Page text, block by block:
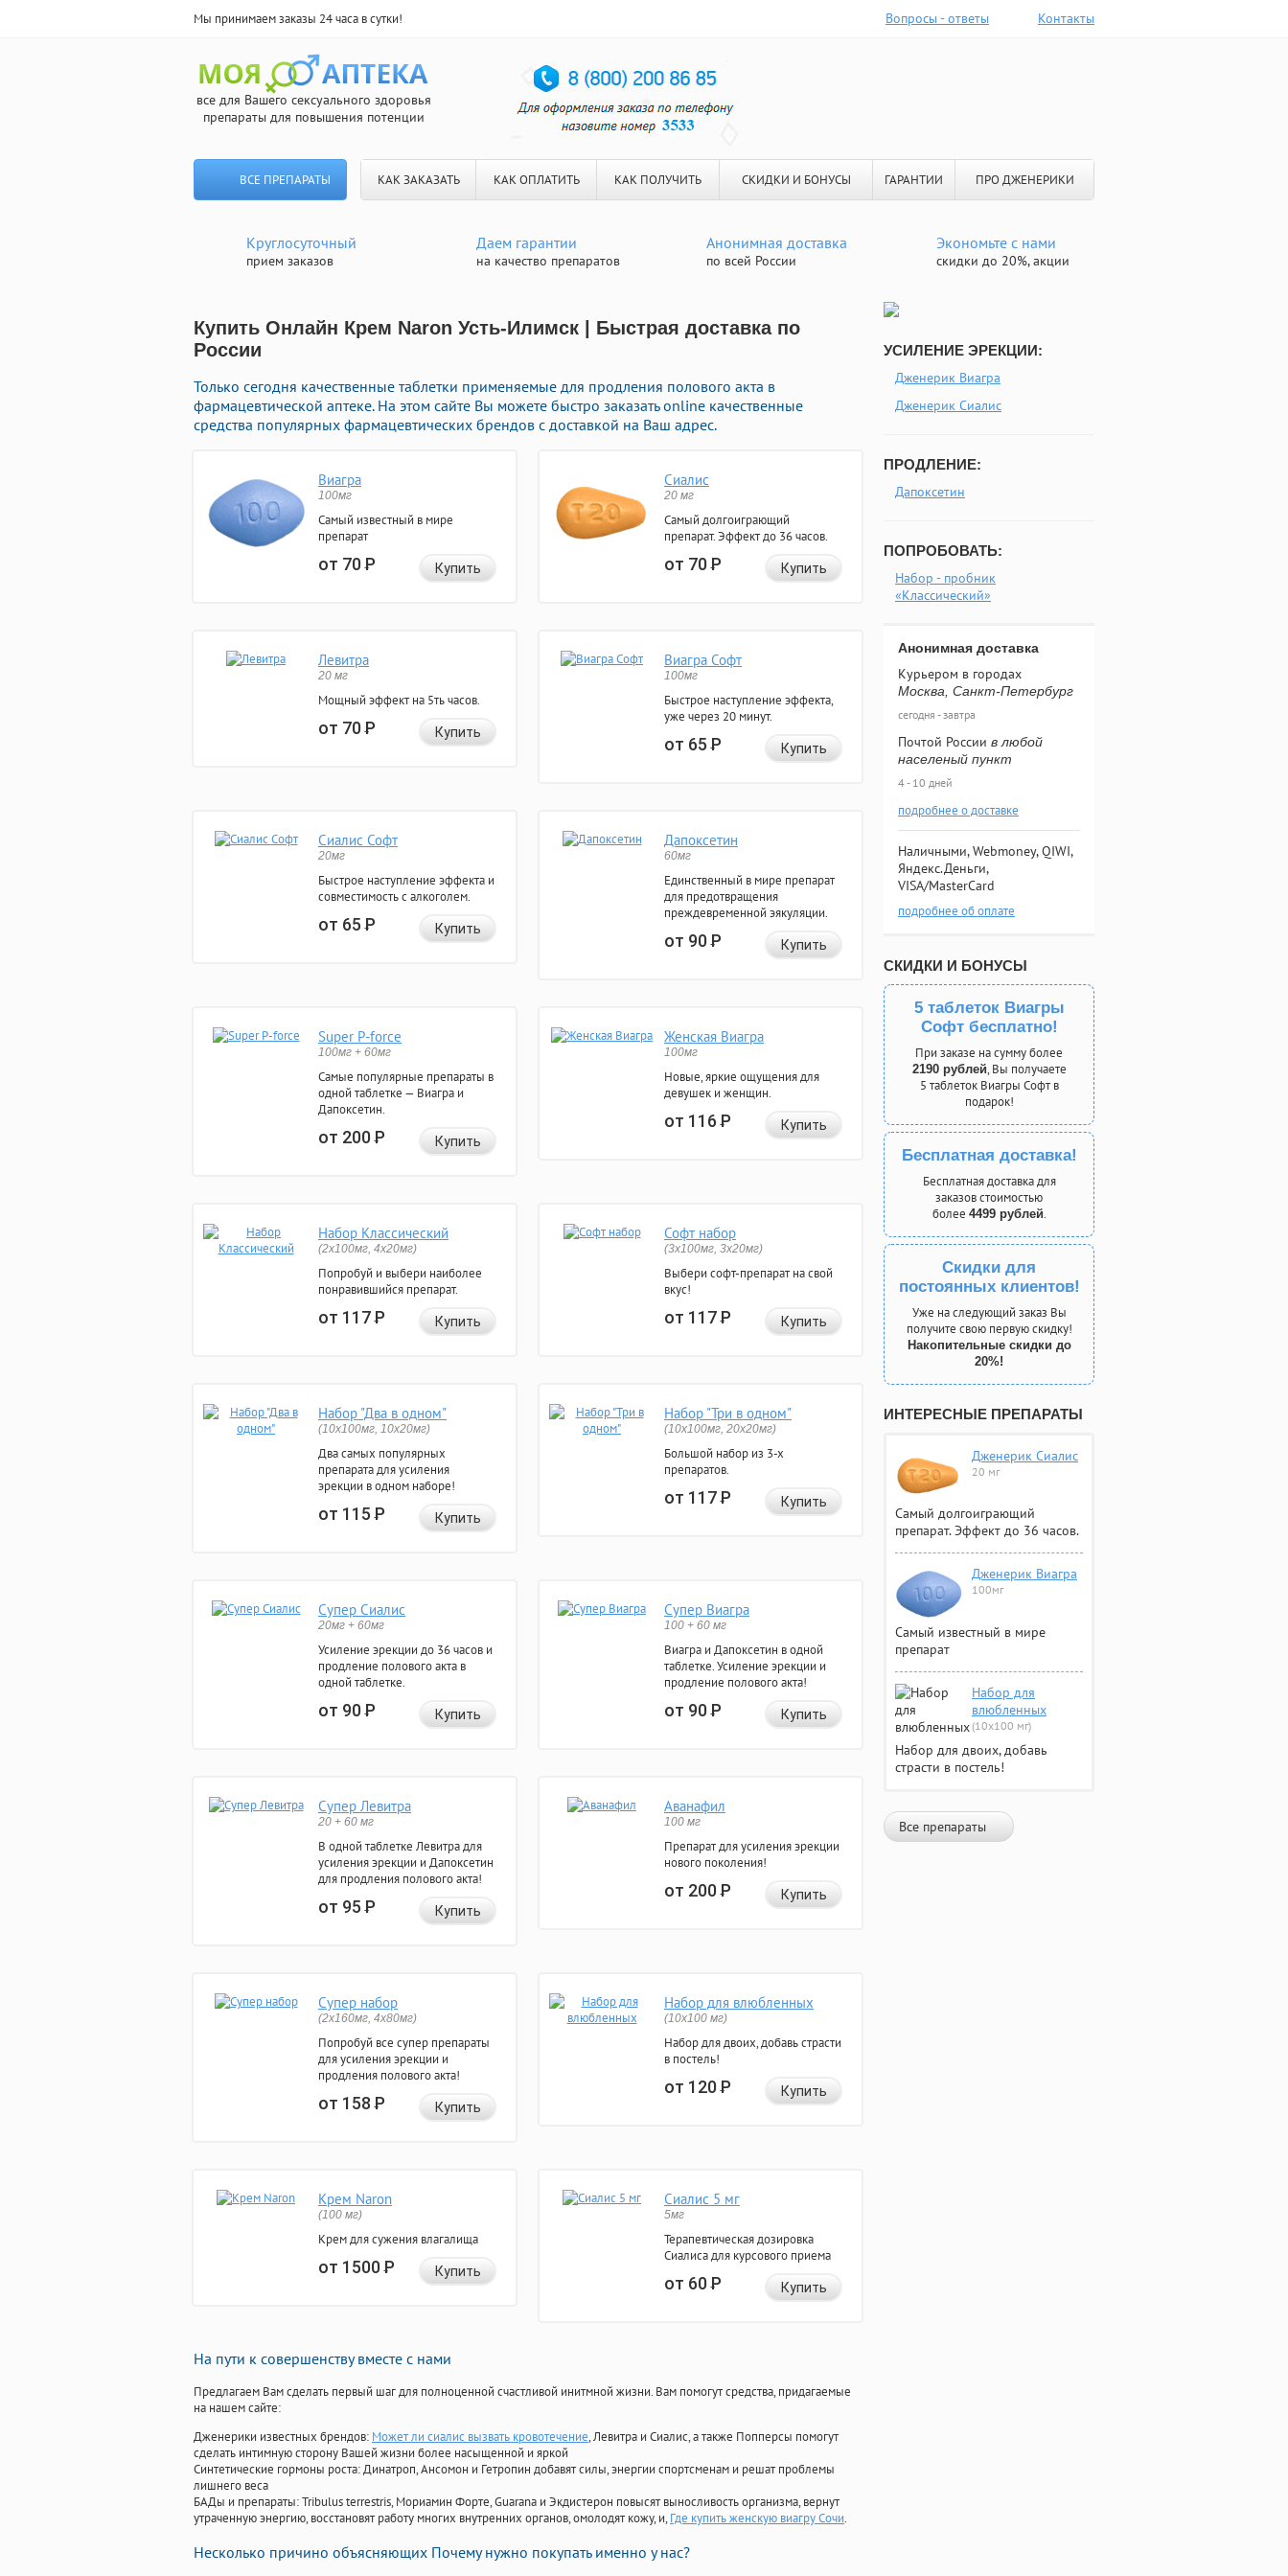
Мы принимаем заказы 24 часа в сутки! Вопросы - ответы Контакты
все для Вашего сексуального здоровья
препараты для повышения потенции
ВСЕ ПРЕПАРАТЫ КАК ЗАКАЗАТЬ КАК ОПЛАТИТЬ КАК ПОЛУЧИТЬ СКИДКИ И БОНУСЫ ГАРАНТИИ ПРО ДЖЕНЕРИКИ
Круглосуточный
прием заказов
Даем гарантии
на качество препаратов
Анонимная доставка
по всей России
Экономьте с нами
скидки до 20%, акции
Купить Онлайн Крем Naron Усть-Илимск | Быстрая доставка по
России
Только сегодня качественные таблетки применяемые для продления полового акта в
фармацевтической аптеке. На этом сайте Вы можете быстро заказать online качественные
средства популярных фармацевтических брендов с доставкой на Ваш адрес.
Виагра
100мг
Самый известный в мире
препарат
от 70Р Купить
Сиалис
20 мг
Самый долгоиграющий
препарат. Эффект до 36 часов.
от 70Р Купить
Левитра
20 мг
Мощный эффект на 5ть часов.
от 70Р Купить
Виагра Софт
100мг
Быстрое наступление эффекта,
уже через 20 минут.
от 65Р Купить
Сиалис Софт
20мг
Быстрое наступление эффекта и
совместимость с алкоголем.
от 65Р Купить
Дапоксетин
60мг
Единственный в мире препарат
для предотвращения
преждевременной эякуляции.
от 90Р Купить
Super P-force
100мг + 60мг
Самые популярные препараты в
одной таблетке — Виагра и
Дапоксетин.
от 200Р Купить
Женская Виагра
100мг
Новые, яркие ощущения для
девушек и женщин.
от 116Р Купить
Набор Классический
(2x100мг, 4x20мг)
Попробуй и выбери наиболее
понравившийся препарат.
от 117Р Купить
Софт набор
(3x100мг, 3x20мг)
Выбери софт-препарат на свой
вкус!
от 117Р Купить
Набор "Два в одном"
(10x100мг, 10x20мг)
Два самых популярных
препарата для усиления
эрекции в одном наборе!
от 115Р Купить
Набор "Три в одном"
(10x100мг, 20x20мг)
Большой набор из 3-х
препаратов.
от 117Р Купить
Супер Сиалис
20мг + 60мг
Усиление эрекции до 36 часов и
продление полового акта в
одной таблетке.
от 90Р Купить
Супер Виагра
100 + 60 мг
Виагра и Дапоксетин в одной
таблетке. Усиление эрекции и
продление полового акта!
от 90Р Купить
Супер Левитра
20 + 60 мг
В одной таблетке Левитра для
усиления эрекции и Дапоксетин
для продления полового акта!
от 95Р Купить
Аванафил
100 мг
Препарат для усиления эрекции
нового поколения!
от 200Р Купить
Супер набор
(2х160мг, 4х80мг)
Попробуй все супер препараты
для усиления эрекции и
продления полового акта!
от 158Р Купить
Набор для влюбленных
(10х100 мг)
Набор для двоих, добавь страсти
в постель!
от 120Р Купить
Крем Naron
(100 мг)
Крем для сужения влагалища
от 1500Р Купить
Сиалис 5 мг
5мг
Терапевтическая дозировка
Сиалиса для курсового приема
от 60Р Купить
На пути к совершенству вместе с нами
Предлагаем Вам сделать первый шаг для полноценной счастливой инитмной жизни. Вам помогут средства, придагаемые
на нашем сайте:
Дженерики известных брендов: Может ли сиалис вызвать кровотечение, Левитра и Сиалис, а также Попперсы помогут
сделать интимную сторону Вашей жизни более насыщенной и яркой
Синтетические гормоны роста: Динатроп, Ансомон и Гетропин добавят силы, энергии спортсменам и решат проблемы
лишнего веса
БАДы и препараты:Tribulus terrestris, Мориамин Форте, Guarana и Экдистерон повысят выносливость организма, вернут
утраченную энергию, восстановят работу многих внутренних органов, омолодят кожу, и, Где купить женскую виагру Сочи.
Несколько причино объясняющих Почему нужно покупать именно у нас?
УСИЛЕНИЕ ЭРЕКЦИИ:
Дженерик Виагра
Дженерик Сиалис
ПРОДЛЕНИЕ:
Дапоксетин
ПОПРОБОВАТЬ:
Набор - пробник
«Классический»
Анонимная доставка
Курьером в городах
Москва, Санкт-Петербург
сегодня - завтра
Почтой России в любой
населеный пункт
4 - 10 дней
подробнее о доставке
Наличными, Webmoney, QIWI,
Яндекс.Деньги,
VISA/MasterCard
подробнее об оплате
СКИДКИ И БОНУСЫ
5 таблеток Виагры
Софт бесплатно!
При заказе на сумму более
2190 рублей, Вы получаете
5 таблеток Виагры Софт в
подарок!
Бесплатная доставка!
Бесплатная доставка для
заказов стоимостью
более 4499 рублей.
Скидки для
постоянных клиентов!
Уже на следующий заказ Вы
получите свою первую скидку!
Накопительные скидки до
20%!
ИНТЕРЕСНЫЕ ПРЕПАРАТЫ
Дженерик Сиалис
20 мг
Самый долгоиграющий
препарат. Эффект до 36 часов.
Дженерик Виагра
100мг
Самый известный в мире
препарат
Набор для
влюбленных
(10х100 мг)
Набор для двоих, добавь
страсти в постель!
Все препараты